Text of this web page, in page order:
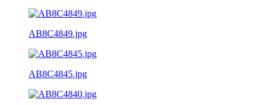
AB8C4849.jpg
AB8C4845.jpg